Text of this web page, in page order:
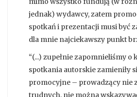
jednak) wydawcy, zatem
spotkań i prezentacji musi być
dla mnie najciekawszy punkt
“(...) zupełnie zapomnieliśmy o
spotkania autorskie zamieniły
promocyjne – prowadzący nie
trudnych, nie można